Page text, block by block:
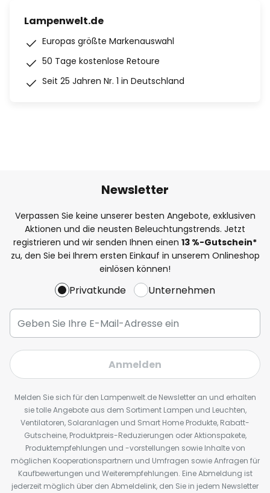
Lampenwelt.de
Europas größte Markenauswahl
50 Tage kostenlose Retoure
Seit 25 Jahren Nr. 1 in Deutschland
Newsletter
Verpassen Sie keine unserer besten Angebote, exklusiven
Aktionen und die neusten Beleuchtungstrends. Jetzt
registrieren und wir senden Ihnen einen 13 %-Gutschein*
zu, den Sie bei Ihrem ersten Einkauf in unserem Onlineshop
einlösen können!
Privatkunde Unternehmen
Anmelden
Melden Sie sich für den Lampenwelt.de Newsletter an und erhalten
sie tolle Angebote aus dem Sortiment Lampen und Leuchten,
Ventilatoren, Solaranlagen und Smart Home Produkte, Rabatt-
Gutscheine, Produktpreis-Reduzierungen oder Aktionspakete,
Produktempfehlungen und -vorstellungen sowie Inhalte von
möglichen Kooperationspartnern und Umfragen sowie Anfragen für
Kaufbewertungen und Weiterempfehlungen. Eine Abmeldung ist
jederzeit möglich über den Abmeldelink, den Sie in jedem Newsletter